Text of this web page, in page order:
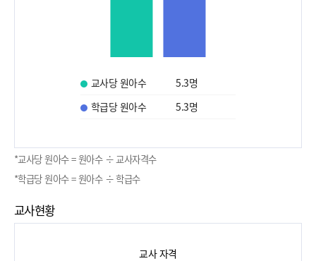
교사당 원아수 5.3명
학급당 원아수
5.3명
*교사당 원아수 = 원아수 ÷ 교사자격수
*학급당 원아수 = 원아수 ÷ 학급수
교사현황
교사 자격